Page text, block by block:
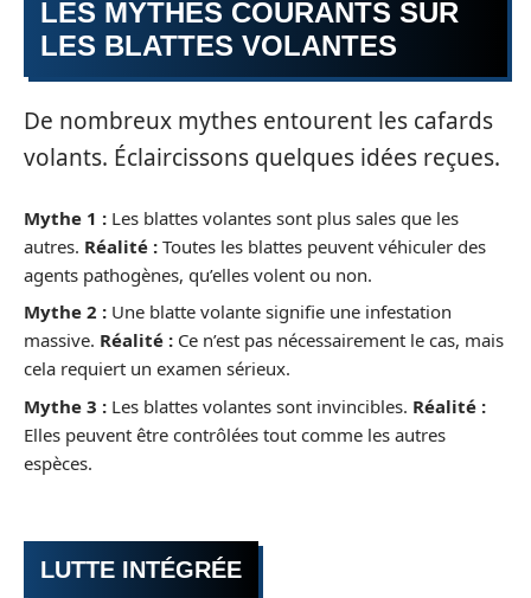
LES MYTHES COURANTS SUR
LES BLATTES VOLANTES
De nombreux mythes entourent les cafards
volants. Éclaircissons quelques idées reçues.
Mythe 1 : Les blattes volantes sont plus sales que les
autres. Réalité : Toutes les blattes peuvent véhiculer des
agents pathogènes, qu’elles volent ou non.
Mythe 2 : Une blatte volante signifie une infestation
massive. Réalité : Ce n’est pas nécessairement le cas, mais
cela requiert un examen sérieux.
Mythe 3 : Les blattes volantes sont invincibles. Réalité :
Elles peuvent être contrôlées tout comme les autres
espèces.
LUTTE INTÉGRÉE